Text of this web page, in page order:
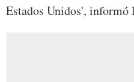
Estados Unidos', informó